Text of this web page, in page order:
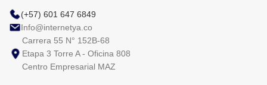
(+57) 601 647 6849
Info@internetya.co
Carrera 55 N° 152B-68
Etapa 3 Torre A - Oficina 808
Centro Empresarial MAZ